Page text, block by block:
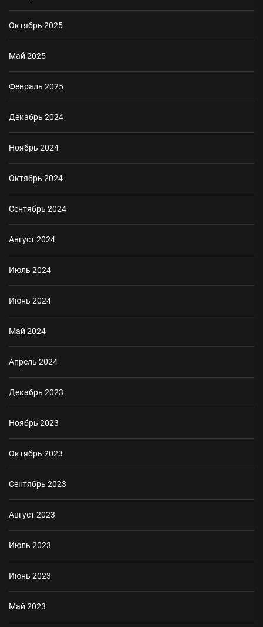
Октябрь 2025
Май 2025
Февраль 2025
Декабрь 2024
Ноябрь 2024
Октябрь 2024
Сентябрь 2024
Август 2024
Июль 2024
Июнь 2024
Май 2024
Апрель 2024
Декабрь 2023
Ноябрь 2023
Октябрь 2023
Сентябрь 2023
Август 2023
Июль 2023
Июнь 2023
Май 2023